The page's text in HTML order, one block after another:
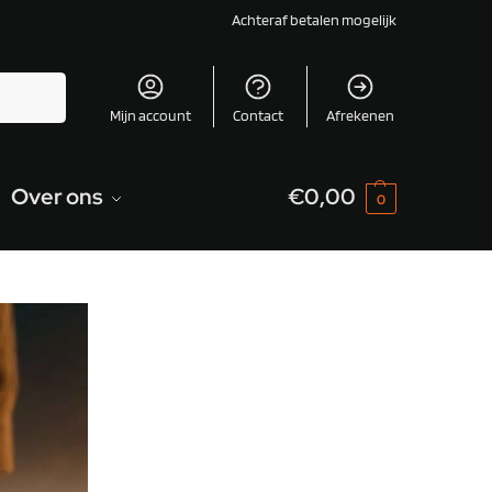
Achteraf betalen mogelijk
Mijn account Contact Afrekenen
Over ons €0,00 0